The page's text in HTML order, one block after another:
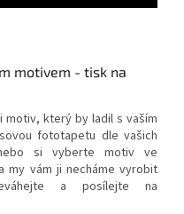
motivem - tisk na
motiv, který by ladil s vaším
fototapetu dle vašich
si vyberte motiv ve
my vám ji necháme vyrobit
a posílejte na